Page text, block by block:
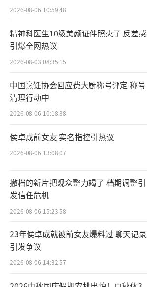
2026-08-06 10:59:48
精神科医生10级美颜证件照火了 反差感
引爆全网热议
2026-08-03 08:35:15
中国烹饪协会回应费大厨称号评定 称号
清理行动中
2026-08-06 10:18:38
侯卓成前女友 实名指控引热议
2026-08-06 13:08:07
撤档的新片把观众整力竭了 档期调整引
发信任危机
2026-08-06 15:23:58
23年侯卓成就被前女友爆料过 聊天记录
引发争议
2026-08-06 14:32:57